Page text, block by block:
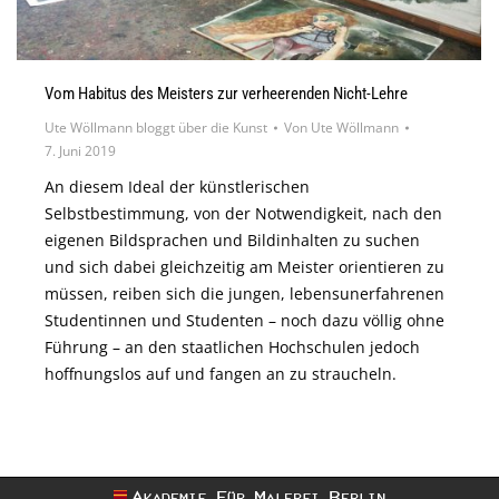
Vom Habitus des Meisters zur verheerenden Nicht-Lehre
Ute Wöllmann bloggt über die Kunst Von Ute Wöllmann
7. Juni 2019
An diesem Ideal der künstlerischen
Selbstbestimmung, von der Notwendigkeit, nach den
eigenen Bildsprachen und Bildinhalten zu suchen
und sich dabei gleichzeitig am Meister orientieren zu
müssen, reiben sich die jungen, lebensunerfahrenen
Studentinnen und Studenten – noch dazu völlig ohne
Führung – an den staatlichen Hochschulen jedoch
hoffnungslos auf und fangen an zu straucheln.